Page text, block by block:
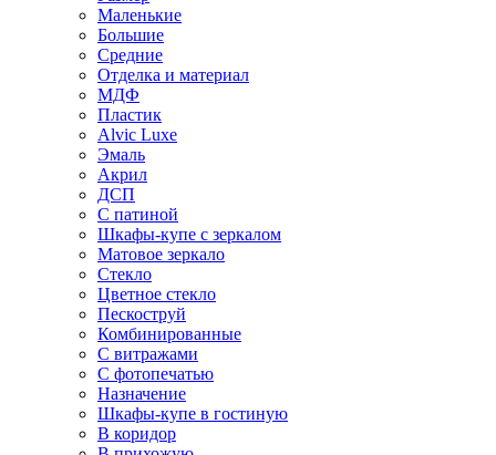
Маленькие
Большие
Средние
Отделка и материал
МДФ
Пластик
Alvic Luxe
Эмаль
Акрил
ДСП
С патиной
Шкафы-купе с зеркалом
Матовое зеркало
Стекло
Цветное стекло
Пескоструй
Комбинированные
С витражами
С фотопечатью
Назначение
Шкафы-купе в гостиную
В коридор